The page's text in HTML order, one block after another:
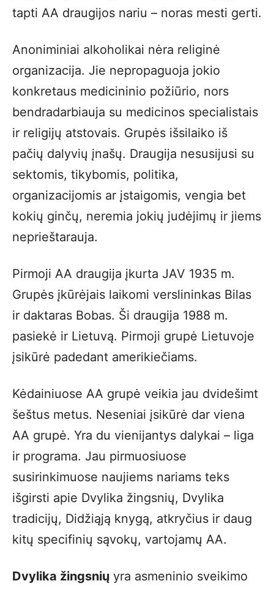
tapti AA draugijos nariu – noras mesti gerti.
Anoniminiai alkoholikai nėra religinė
organizacija. Jie nepropaguoja jokio
konkretaus medicininio požiūrio, nors
bendradarbiauja su medicinos specialistais
ir religijų atstovais. Grupės išsilaiko iš
pačių dalyvių įnašų. Draugija nesusijusi su
sektomis, tikybomis, politika,
organizacijomis ar įstaigomis, vengia bet
kokių ginčų, neremia jokių judėjimų ir jiems
neprieštarauja.
Pirmoji AA draugija įkurta JAV 1935 m.
Grupės įkūrėjais laikomi verslininkas Bilas
ir daktaras Bobas. Ši draugija 1988 m.
pasiekė ir Lietuvą. Pirmoji grupė Lietuvoje
įsikūrė padedant amerikiečiams.
Kėdainiuose AA grupė veikia jau dvidešimt
šeštus metus. Neseniai įsikūrė dar viena
AA grupė. Yra du vienijantys dalykai – liga
ir programa. Jau pirmuosiuose
susirinkimuose naujiems nariams teks
išgirsti apie Dvylika žingsnių, Dvylika
tradicijų, Didžiąją knygą, atkryčius ir daug
kitų specifinių sąvokų, vartojamų AA.
Dvylika žingsnių yra asmeninio sveikimo